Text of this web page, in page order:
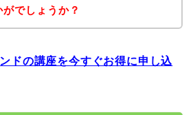
でしょうか？
ドの講座を今すぐお得に申し込